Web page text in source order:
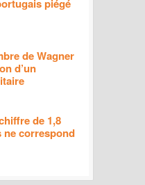
piégé
de Wagner
d’un
de 1,8
ne correspond